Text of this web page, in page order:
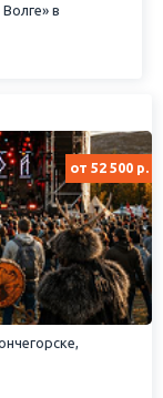
в
от 52 500 р.